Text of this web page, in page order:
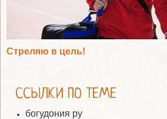
Стреляю в цель!
ССЫЛКИ ПО ТЕМЕ
богудония ру